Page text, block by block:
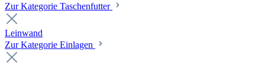
Zur Kategorie Taschenfutter
Leinwand
Zur Kategorie Einlagen